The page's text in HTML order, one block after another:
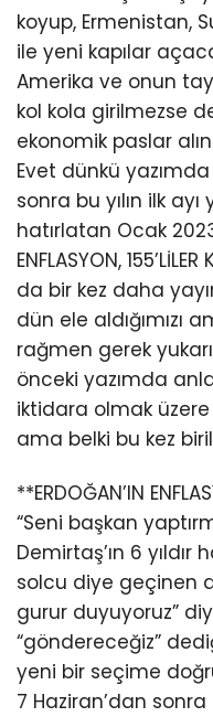
koyup, Ermenistan,
ile yeni kapılar
Amerika ve onun
kol kola girilmezse
ekonomik paslar
Evet dünkü
sonra bu yılın ilk
hatırlatan Ocak
ENFLASYON,
da bir kez daha
dün ele aldığımızı
rağmen gerek
önceki yazımda
iktidara olmak üzere
ama belki bu kez
**ERDOĞAN’IN
“Seni başkan
Demirtaş’ın 6
solcu diye geçinen
gurur duyuyoruz”
“göndereceğiz”
yeni bir seçime
7 Haziran’dan sonra